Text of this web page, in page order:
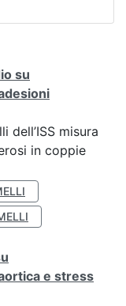
su
dell’ISS misura
in coppie
e stress